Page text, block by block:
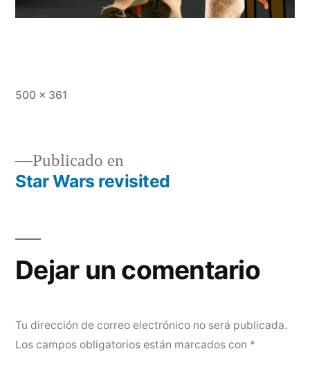
Tamaño
500 × 361
Navegación
entradas
Publicado en
Star Wars revisited
Dejar un comentario
Tu dirección de correo electrónico no será publicada.
Los campos obligatorios están marcados con *